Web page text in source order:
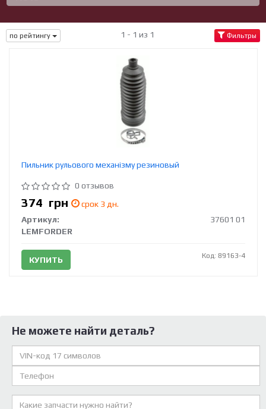
по рейтингу 1 - 1 из 1 Фильтры
Пильник рульового механізму резиновый
0 отзывов
374 грн
срок 3 дн.
Артикул:
37601 01
LEMFORDER
КУПИТЬ Код: 89163-4
Не можете найти деталь?